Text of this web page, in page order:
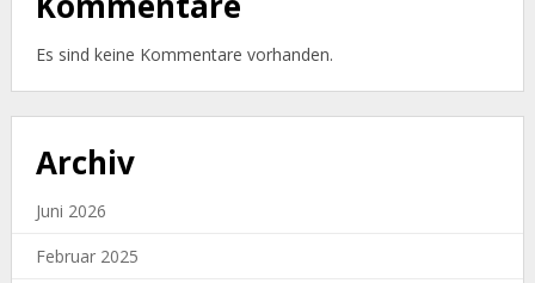
Es sind keine Kommentare vorhanden.
Archiv
Juni 2026
Februar 2025